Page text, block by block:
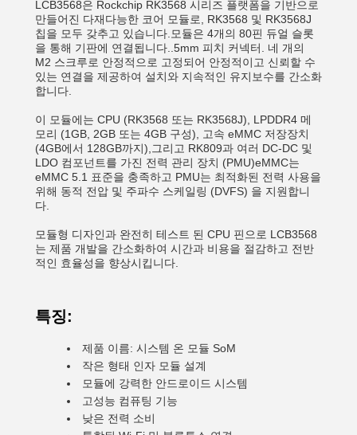
LCB3568은 Rockchip RK3568 시리즈 플랫폼을 기반으로
만들어진 다재다능한 코어 모듈로, RK3568 및 RK3568J
칩을 모두 갖추고 있습니다.모듈은 4개의 80핀 듀얼 슬롯
을 통해 기판에 연결됩니다..5mm 피치 커넥터. 네 개의
M2 스크루로 안정적으로 고정되어 안정적이고 신뢰할 수
있는 연결을 제공하여 설치와 지속적인 유지보수를 간소화
합니다.
이 모듈에는 CPU (RK3568 또는 RK3568J), LPDDR4 메
모리 (1GB, 2GB 또는 4GB 구성), 고속 eMMC 저장장치
(4GB에서 128GB까지),그리고 RK809과 여러 DC-DC 및
LDO 컴포넌트를 가진 전력 관리 장치 (PMU)eMMC는
eMMC 5.1 표준을 충족하고 PMU는 최적화된 전력 사용을
위해 동적 전압 및 주파수 스케일링 (DVFS) 을 지원합니
다.
모듈형 디자인과 완전히 테스트 된 CPU 핀으로 LCB3568
는 제품 개발을 간소화하여 시간과 비용을 절감하고 전반
적인 효율성을 향상시킵니다.
특징:
제품 이름: 시스템 온 모듈 SoM
작은 형태 인자 모듈 설계
모듈에 강력한 안드로이드 시스템
고성능 컴퓨팅 기능
낮은 전력 소비